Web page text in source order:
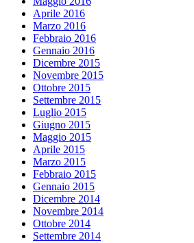
Aprile 2016
Marzo 2016
Febbraio 2016
Gennaio 2016
Dicembre 2015
Novembre 2015
Ottobre 2015
Settembre 2015
Luglio 2015
Giugno 2015
Maggio 2015
Aprile 2015
Marzo 2015
Febbraio 2015
Gennaio 2015
Dicembre 2014
Novembre 2014
Ottobre 2014
Settembre 2014